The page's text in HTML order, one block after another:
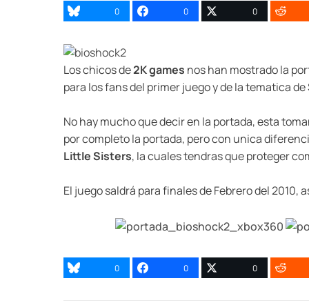
0 0 0
Los chicos de2K games nos han mostrado la
para los fans del primer juego y de la tematica
No hay mucho que decir en la portada, esta
por completo la portada, pero con unica
Little Sisters, la cuales tendras que proteger
El juego saldrá para finales de Febrero del 2010,
0 0 0